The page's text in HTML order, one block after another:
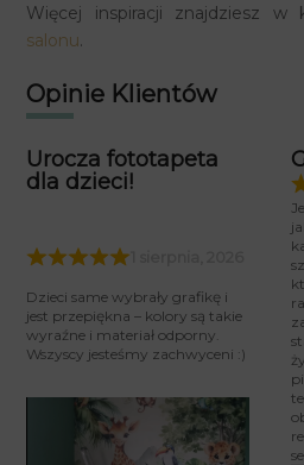
Więcej inspiracji znajdziesz w
salonu.
Opinie Klientów
Urocza fototapeta
dla dzieci!
Dzieci same wybrały grafikę i
jest przepiękna – kolory są takie
wyraźne i materiał odporny.
Wszyscy jesteśmy zachwyceni :)